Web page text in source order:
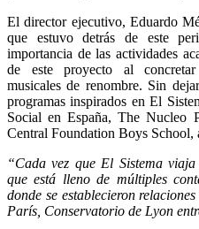
El director ejecutivo, Eduardo
que estuvo detrás de este
importancia de las actividades
de este proyecto al
musicales de renombre. Sin
programas inspirados en El
Social en España, The Nucleo
Central Foundation Boys School,
“Cada vez que El Sistema
que está lleno de múltiples
donde se establecieron
París, Conservatorio de Lyon